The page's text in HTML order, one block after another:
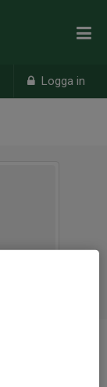
Logga in